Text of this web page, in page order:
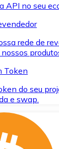
API no seu
rede de
Token
do seu
e swap.